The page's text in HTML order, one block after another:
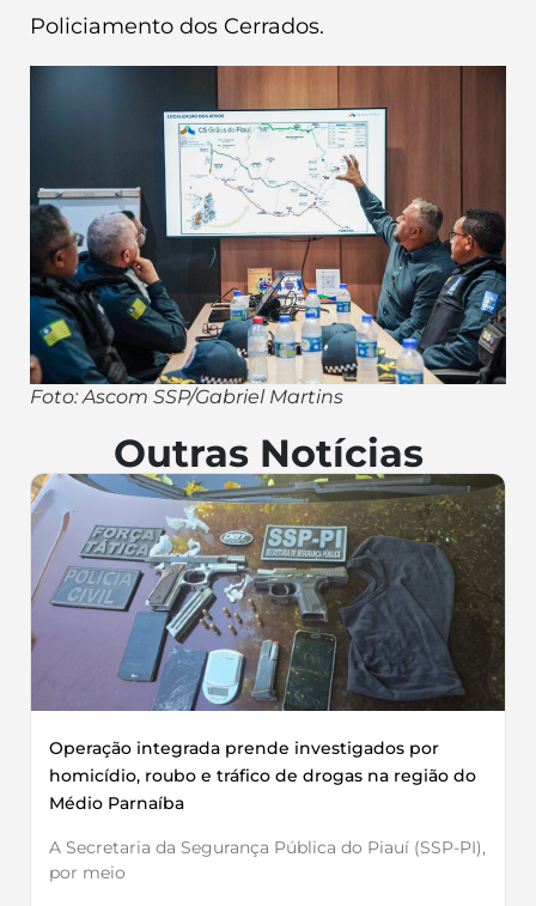
Policiamento dos Cerrados.
Foto: Ascom SSP/Gabriel Martins
Outras Notícias
Operação integrada prende investigados por
homicídio, roubo e tráfico de drogas na região do
Médio Parnaíba
A Secretaria da Segurança Pública do Piauí (SSP-PI),
por meio